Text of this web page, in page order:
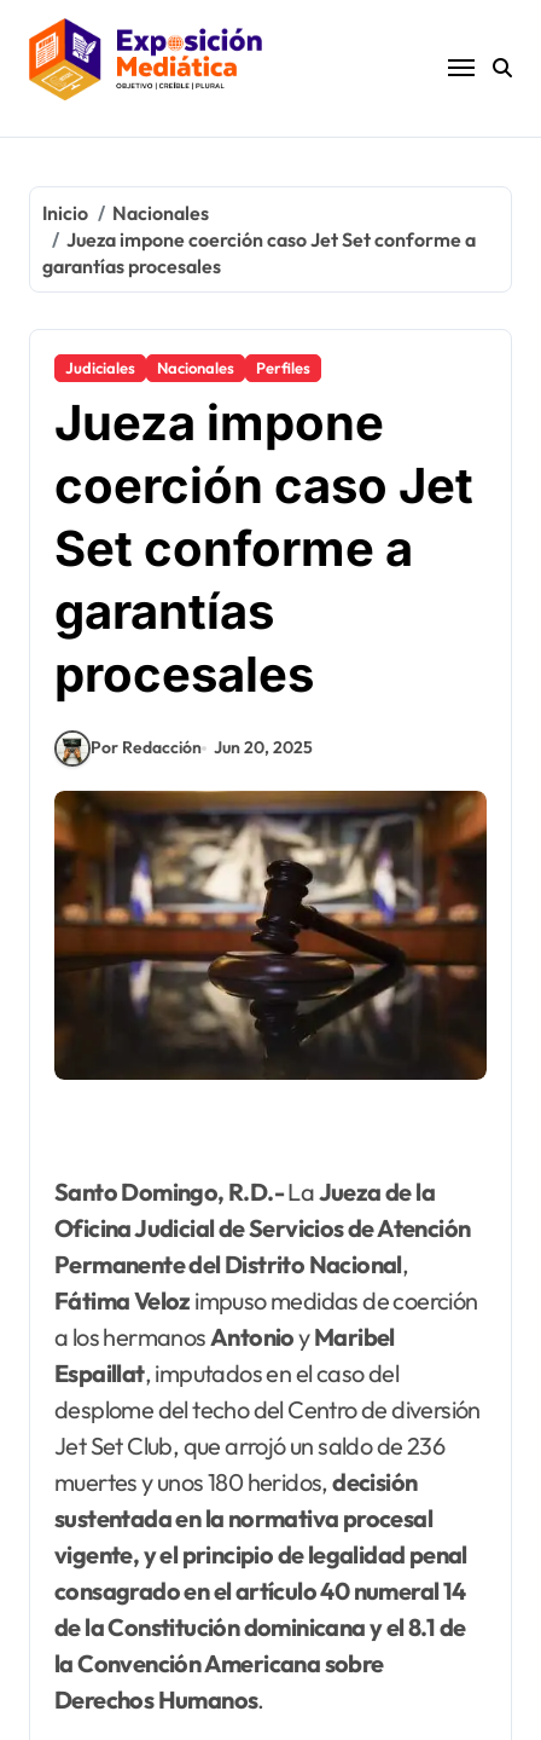
contenido
Inicio
Nacionales
Jueza impone coerción caso Jet Set conforme a
garantías procesales
Judiciales Nacionales Perfiles
Jueza impone
coerción caso Jet
Set conforme a
garantías
procesales
Por Redacción Jun 20, 2025
Santo Domingo, R.D.-LaJueza de la
Oficina Judicial de Servicios de Atención
Permanente del Distrito Nacional,
Fátima Veloz impuso medidas de coerción
a los hermanos AntonioyMaribel
Espaillat, imputados en el caso del
desplome del techo del Centro de diversión
Jet Set Club, que arrojó un saldo de 236
muertes y unos 180 heridos,decisión
sustentada en la normativa procesal
vigente, y el principio de legalidad penal
consagrado en el artículo 40 numeral 14
de la Constitución dominicana y el 8.1 de
la Convención Americana sobre
Derechos Humanos.